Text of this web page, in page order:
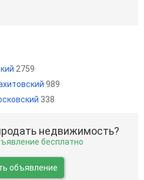
2759
989
338
недвижимость?
бесплатно
объявление